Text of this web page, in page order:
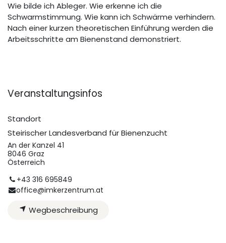
Wie bilde ich Ableger. Wie erkenne ich die
Schwarmstimmung. Wie kann ich Schwärme verhindern.
Nach einer kurzen theoretischen Einführung werden die
Arbeitsschritte am Bienenstand demonstriert.
Veranstaltungsinfos
Standort
Steirischer Landesverband für Bienenzucht
An der Kanzel 41
8046 Graz
Österreich
+43 316 695849
office@imkerzentrum.at
Wegbeschreibung